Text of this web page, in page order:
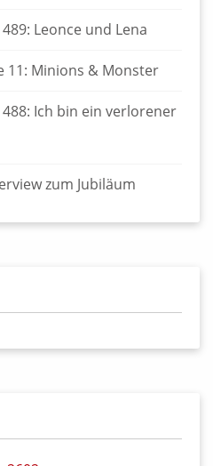
Leonce und Lena
11: Minions & Monster
488: Ich bin ein verlorener
zum Jubiläum